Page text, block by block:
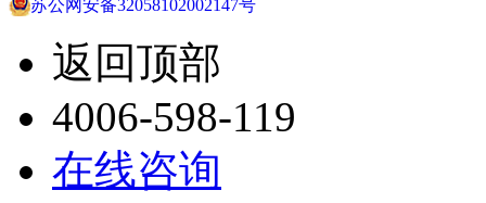
苏公网安备32058102002147号
返回顶部
4006-598-119
在线咨询